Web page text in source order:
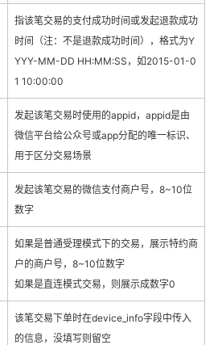
指该笔交易的支付成功时间或发起退款成功
时间（注：不是退款成功时间），格式为Y
YYY-MM-DD HH:MM:SS，如2015-01-0
1 10:00:00
发起该笔交易时使用的appid，appid是由
微信平台给公众号或app分配的唯一标识、
用于区分交易场景
发起该笔交易的微信支付商户号，8~10位
数字
如果是普通受理模式下的交易，展示特约商
户的商户号，8~10位数字
如果是直连模式交易，则展示成数字0
该笔交易下单时在device_info字段中传入
的信息，没填写则留空